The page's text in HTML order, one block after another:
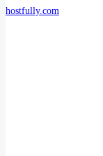
hostfully.com